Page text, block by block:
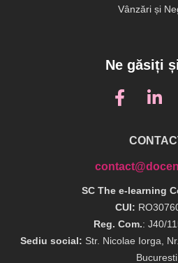
Vânzări și
Ne găsiți
SC The e-learning
CUI:
Reg. Com.: J40/
Sediu social: Str. Nicolae Iorga,
Bucuresti